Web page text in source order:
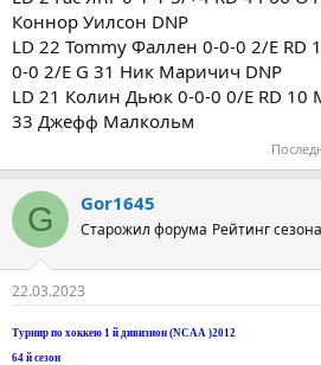
Коннор Уилсон DNP
LD 22 Tommy Фаллен 0-0-0 2/E RD
0-0 2/E G 31 Ник Маричич DNP
LD 21 Колин Дьюк 0-0-0 0/E RD 10
33 Джефф Малкольм
G Gor1645
Старожил форума Рейтинг
22.03.2023
Турнир по хоккею 1 й дивизион (NCAA )2012
64 й сезон